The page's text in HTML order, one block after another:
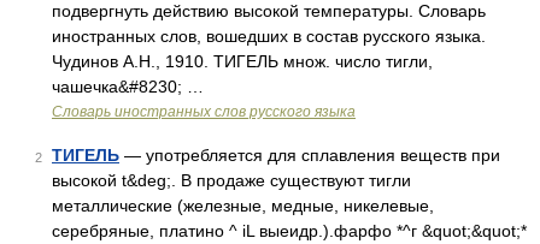
подвергнуть действию высокой температуры. Словарь
иностранных слов, вошедших в состав русского языка.
Чудинов А.Н., 1910. ТИГЕЛЬ множ. число тигли,
чашечка&#8230; …
Словарь иностранных слов русского языка
2 ТИГЕЛЬ — употребляется для сплавления веществ при
высокой t&deg;. В продаже существуют тигли
металлические (железные, медные, никелевые,
серебряные, платино ^ iL выеидр.).фарфо *^г &quot;&quot;*